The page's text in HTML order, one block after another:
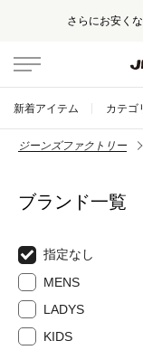
さらにお安く
新着アイテム カテゴ
ジーンズファクトリー
ブランド一覧
指定なし
MENS
LADYS
KIDS